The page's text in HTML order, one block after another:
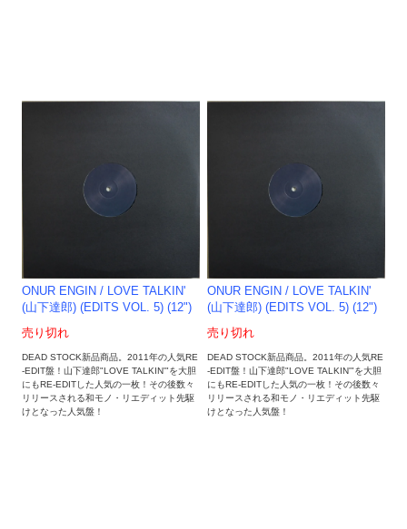
ONUR ENGIN / LOVE TALKIN'
(山下達郎) (EDITS VOL. 5) (12")
売り切れ
DEAD STOCK新品商品。2011年の人気RE
-EDIT盤！山下達郎"LOVE TALKIN'"を大胆
にもRE-EDITした人気の一枚！その後数々
リリースされる和モノ・リエディット先駆
けとなった人気盤！
ONUR ENGIN / LOVE TALKIN'
(山下達郎) (EDITS VOL. 5) (12")
売り切れ
DEAD STOCK新品商品。2011年の人気RE
-EDIT盤！山下達郎"LOVE TALKIN'"を大胆
にもRE-EDITした人気の一枚！その後数々
リリースされる和モノ・リエディット先駆
けとなった人気盤！